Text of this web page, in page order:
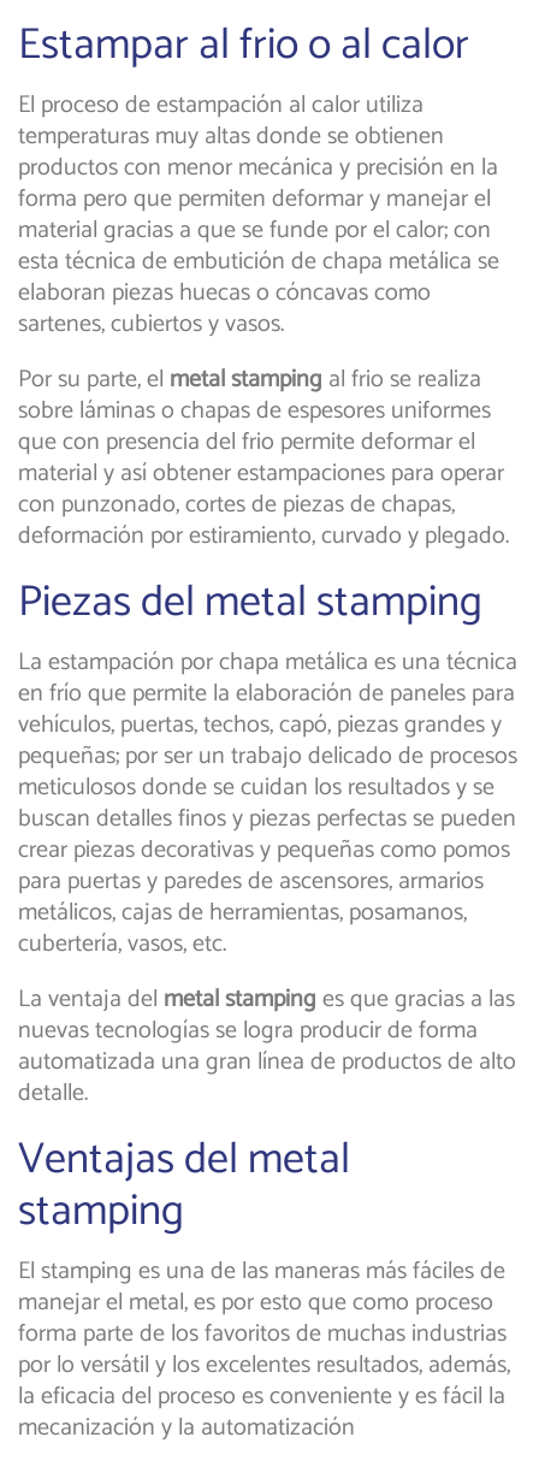
Estampar al frio o al calor
El proceso de estampación al calor utiliza
temperaturas muy altas donde se obtienen
productos con menor mecánica y precisión en la
forma pero que permiten deformar y manejar el
material gracias a que se funde por el calor; con
esta técnica de embutición de chapa metálica se
elaboran piezas huecas o cóncavas como
sartenes, cubiertos y vasos.
Por su parte, el metal stamping al frio se realiza
sobre láminas o chapas de espesores uniformes
que con presencia del frio permite deformar el
material y así obtener estampaciones para operar
con punzonado, cortes de piezas de chapas,
deformación por estiramiento, curvado y plegado.
Piezas del metal stamping
La estampación por chapa metálica es una técnica
en frío que permite la elaboración de paneles para
vehículos, puertas, techos, capó, piezas grandes y
pequeñas; por ser un trabajo delicado de procesos
meticulosos donde se cuidan los resultados y se
buscan detalles finos y piezas perfectas se pueden
crear piezas decorativas y pequeñas como pomos
para puertas y paredes de ascensores, armarios
metálicos, cajas de herramientas, posamanos,
cubertería, vasos, etc.
La ventaja del metal stampinges que gracias a las
nuevas tecnologías se logra producir de forma
automatizada una gran línea de productos de alto
detalle.
Ventajas del metal
stamping
El stamping es una de las maneras más fáciles de
manejar el metal, es por esto que como proceso
forma parte de los favoritos de muchas industrias
por lo versátil y los excelentes resultados, además,
la eficacia del proceso es conveniente y es fácil la
mecanización y la automatización